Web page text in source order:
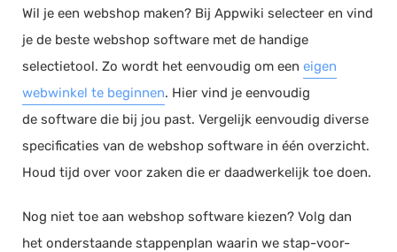
Wil je een webshop maken? Bij Appwiki selecteer en vind
je de beste webshop software met de handige
selectietool. Zo wordt het eenvoudig om een eigen
webwinkel te beginnen. Hier vind je eenvoudig
de software die bij jou past. Vergelijk eenvoudig diverse
specificaties van de webshop software in één overzicht.
Houd tijd over voor zaken die er daadwerkelijk toe doen.
Nog niet toe aan webshop software kiezen? Volg dan
het onderstaande stappenplan waarin we stap-voor-